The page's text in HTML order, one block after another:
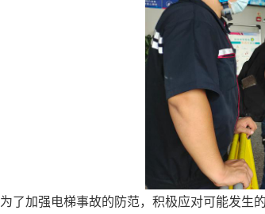
为了加强电梯事故的防范，积极应对可能发生